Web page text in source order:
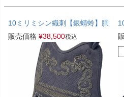
10ミリミシン織刺【銀蜻蛉】胴
販売価格 ¥38,500税込